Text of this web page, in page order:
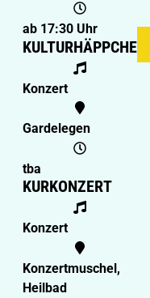
ab 17:30 Uhr
KULTURHÄPPCHEN
Konzert
Gardelegen
tba
KURKONZERT
Konzert
Konzertmuschel,
Heilbad